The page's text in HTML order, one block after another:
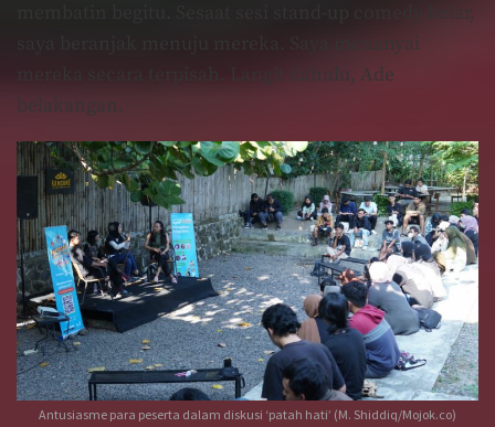
membatin begitu. Sesaat sesi stand-up comedy kelar,
saya beranjak menuju mereka. Saya menanyai
mereka secara terpisah. Langit dahulu, Ade
belakangan.
Antusiasme para peserta dalam diskusi ‘patah hati’ (M. Shiddiq/Mojok.co)